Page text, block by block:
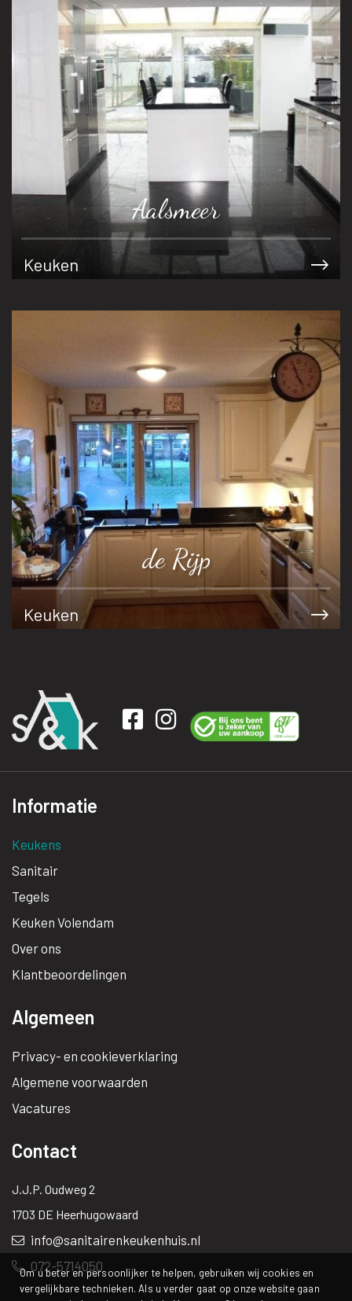
Aalsmeer
Keuken
de Rijp
Keuken
Informatie
Keukens
Sanitair
Tegels
Keuken Volendam
Over ons
Klantbeoordelingen
Algemeen
Privacy- en cookieverklaring
Algemene voorwaarden
Vacatures
Contact
J.J.P. Oudweg 2
1703 DE Heerhugowaard
info@sanitairenkeukenhuis.nl
072-5714050
Om u beter en persoonlijker te helpen, gebruiken wij cookies en
vergelijkbare technieken. Als u verder gaat op onze website gaan